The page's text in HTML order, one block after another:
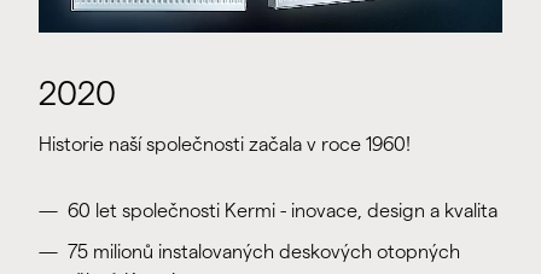
2020
Historie naší společnosti začala v roce 1960!
60 let společnosti Kermi - inovace, design a kvalita
75 milionů instalovaných deskových otopných